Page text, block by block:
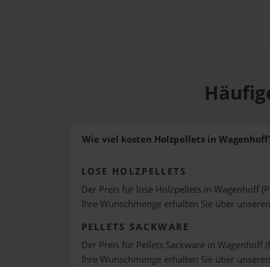
Wie viel kosten Holzpellets in
LOSE HOLZPELLETS
Der Preis für lose Holzpellets in Wagenhoff
Ihre Wunschmenge erhalten Sie über unseren
PELLETS SACKWARE
Der Preis für Pellets Sackware in Wagenhoff
Ihre Wunschmenge erhalten Sie über unseren